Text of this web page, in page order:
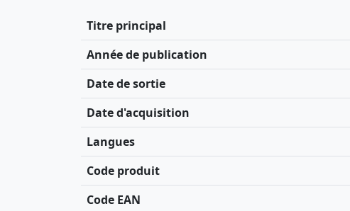
Titre principal
Année de publication
Date de sortie
Date d'acquisition
Langues
Code produit
Code EAN